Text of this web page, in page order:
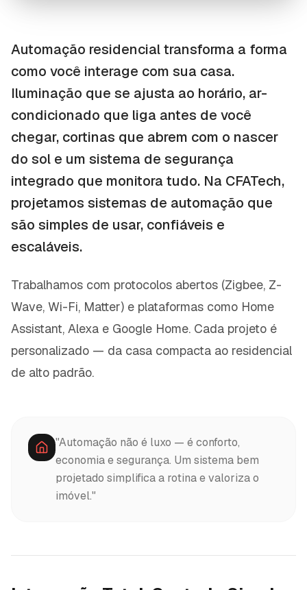
Automação residencial transforma a forma
como você interage com sua casa.
Iluminação que se ajusta ao horário, ar-
condicionado que liga antes de você
chegar, cortinas que abrem com o nascer
do sol e um sistema de segurança
integrado que monitora tudo. Na CFATech,
projetamos sistemas de automação que
são simples de usar, confiáveis e
escaláveis.
Trabalhamos com protocolos abertos (Zigbee, Z-
Wave, Wi-Fi, Matter) e plataformas como Home
Assistant, Alexa e Google Home. Cada projeto é
personalizado — da casa compacta ao residencial
de alto padrão.
"Automação não é luxo — é conforto,
economia e segurança. Um sistema bem
projetado simplifica a rotina e valoriza o
imóvel."